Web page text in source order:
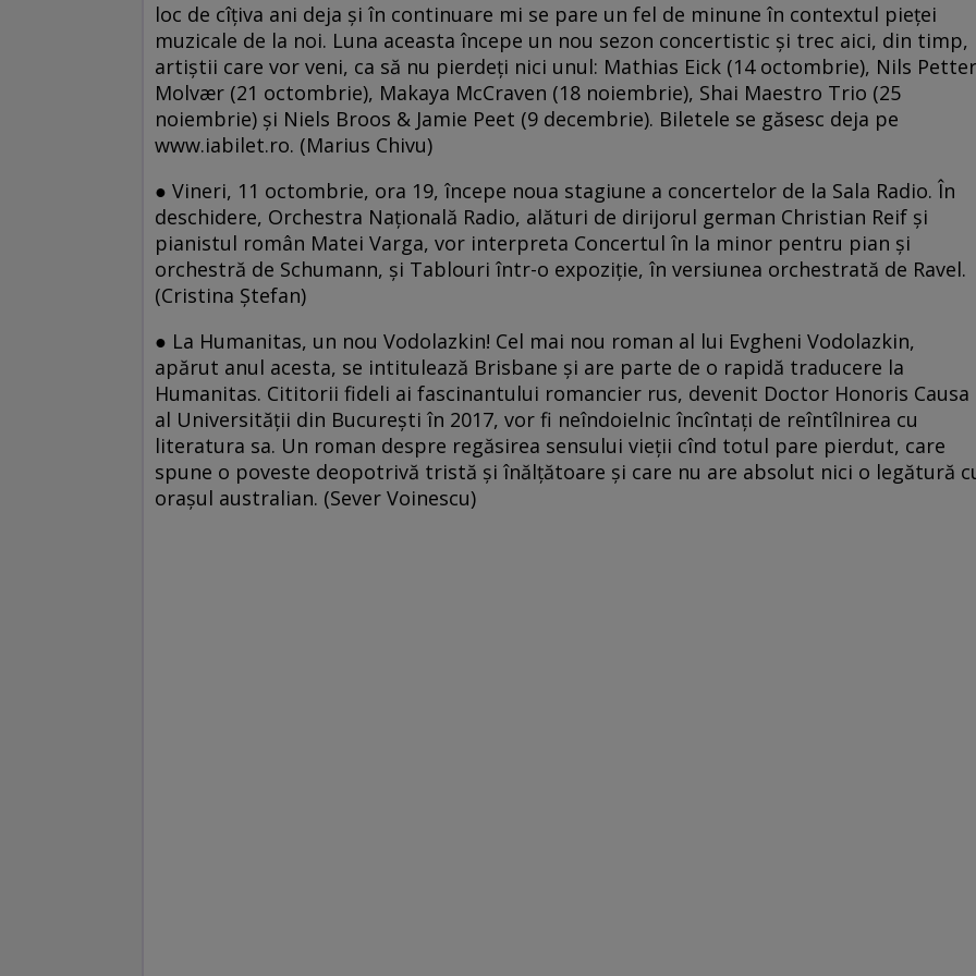
loc de cîţiva ani deja şi în continuare mi se pare un fel de minune în contextul pieţei
muzicale de la noi. Luna aceasta începe un nou sezon concertistic şi trec aici, din timp,
artiştii care vor veni, ca să nu pierdeţi nici unul: Mathias Eick (14 octombrie), Nils Petter
Molvær (21 octombrie), Makaya McCraven (18 noiembrie), Shai Maestro Trio (25
noiembrie) şi Niels Broos & Jamie Peet (9 decembrie). Biletele se găsesc deja pe
www.iabilet.ro. (Marius Chivu)
● Vineri, 11 octombrie, ora 19, începe noua stagiune a concertelor de la Sala Radio. În
deschidere, Orchestra Națională Radio, alături de dirijorul german Christian Reif și
pianistul român Matei Varga, vor interpreta Concertul în la minor pentru pian și
orchestră de Schumann, și Tablouri într-o expoziție, în versiunea orchestrată de Ravel.
(Cristina Ștefan)
● La Humanitas, un nou Vodolazkin! Cel mai nou roman al lui Evgheni Vodolazkin,
apărut anul acesta, se intitulează Brisbane și are parte de o rapidă traducere la
Humanitas. Cititorii fideli ai fascinantului romancier rus, devenit Doctor Honoris Causa
al Universității din București în 2017, vor fi neîndoielnic încîntați de reîntîlnirea cu
literatura sa. Un roman despre regăsirea sensului vieții cînd totul pare pierdut, care
spune o poveste deopotrivă tristă și înălțătoare și care nu are absolut nici o legătură
orașul australian. (Sever Voinescu)